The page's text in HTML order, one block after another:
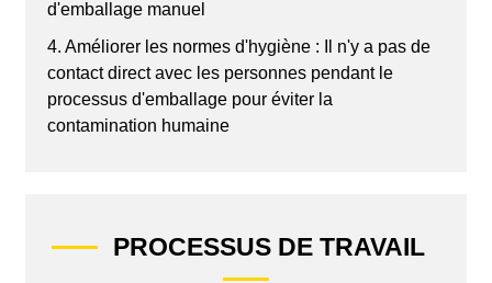
d'emballage manuel
4. Améliorer les normes d'hygiène : Il n'y a pas de
contact direct avec les personnes pendant le
processus d'emballage pour éviter la
contamination humaine
PROCESSUS DE TRAVAIL